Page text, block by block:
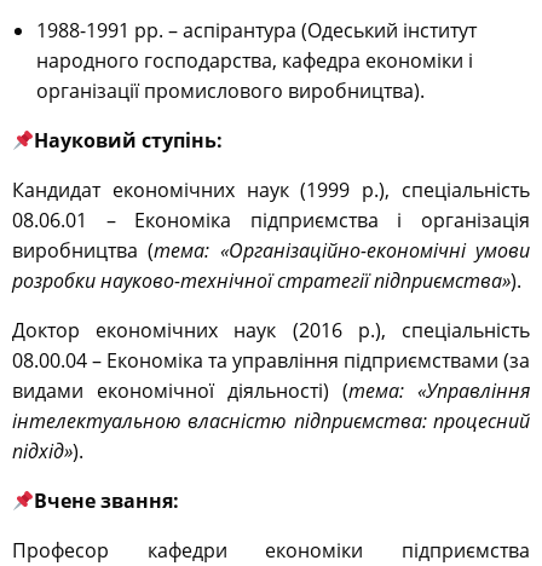
1988-1991 рр. – аспірантура (Одеський інститут
народного господарства, кафедра економіки і
організації промислового виробництва).
Науковий ступінь:
Кандидат економічних наук (1999 р.), спеціальність
08.06.01 – Економіка підприємства і організація
виробництва (тема: «Організаційно-економічні умови
розробки науково-технічної стратегії підприємства»).
Доктор економічних наук (2016 р.), спеціальність
08.00.04 – Економіка та управління підприємствами (за
видами економічної діяльності) (тема: «Управління
інтелектуальною власністю підприємства: процесний
підхід»).
Вчене звання:
Професор кафедри економіки підприємства